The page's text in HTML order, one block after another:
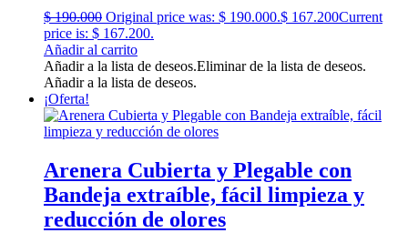
$190.000 Original price was: $ 190.000.$ 167.200Current
price is: $ 167.200.
Añadir al carrito
Añadir a la lista de deseos.Eliminar de la lista de deseos.
Añadir a la lista de deseos.
¡Oferta!
Arenera Cubierta y Plegable con
Bandeja extraíble, fácil limpieza y
reducción de olores